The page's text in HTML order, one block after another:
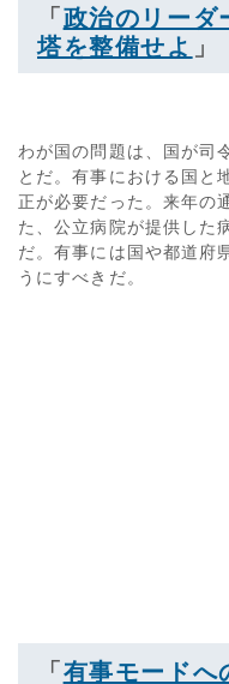
「政治のリーダ
塔を整備せよ 」
わが国の問題は、国が司
とだ。有事における国と
正が必要だった。来年の
た、公立病院が提供した
だ。有事には国や都道府
うにすべきだ。
「有事モードへ